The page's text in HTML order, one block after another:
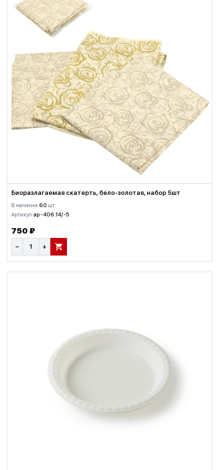
Биоразлагаемая скатерть, бело-золотая, набор 5шт
В наличии:60 шт.
Артикул:ap-406.14/-5
750 ₽
− + В КОРЗИНУ